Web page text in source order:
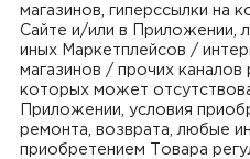
магазинов, гиперссылки на
Сайте и/или в Приложении,
иных Маркетплейсов /
магазинов / прочих
которых может
Приложении, условия
ремонта, возврата, любые
приобретением Товара